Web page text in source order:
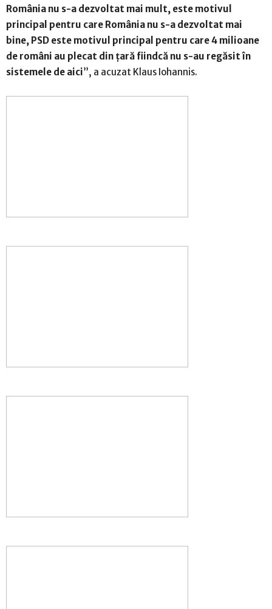
România nu s-a dezvoltat mai mult, este motivul
principal pentru care România nu s-a dezvoltat mai
bine, PSD este motivul principal pentru care 4 milioane
de români au plecat din țară fiindcă nu s-au regăsit în
sistemele de aici”, a acuzat Klaus Iohannis.